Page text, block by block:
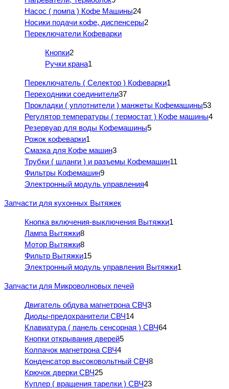
Насос ( помпа ) Кофе Машины24
Носики подачи кофе, диспенсеры2
Переключатели Кофеварки
Кнопки2
Ручки крана1
Переключатель ( Селектор ) Кофеварки1
Переходники соединители37
Прокладки ( уплотнители ) манжеты Кофемашины53
Регулятор температуры ( термостат ) Кофе машины4
Резервуар для воды Кофемашины5
Рожок кофеварки1
Смазка для Кофе машин3
Трубки ( шланги ) и разъемы Кофемашин11
Фильтры Кофемашин9
Электронный модуль управления4
Запчасти для кухонных Вытяжек
Кнопка включения-выключения Вытяжки1
Лампа Вытяжки8
Мотор Вытяжки8
Фильтр Вытяжки15
Электронный модуль управления Вытяжки1
Запчасти для Микроволновых печей
Двигатель обдува магнетрона СВЧ3
Диоды-предохранители СВЧ14
Клавиатура ( панель сенсорная ) СВЧ64
Кнопки открывания дверей5
Колпачок магнетрона СВЧ4
Конденсатор высоковольтный СВЧ8
Крючок дверки СВЧ25
Куплер ( вращения тарелки ) СВЧ23